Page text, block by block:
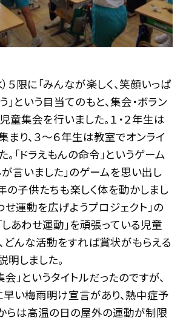
５限に「みんなが楽しく、笑顔いっぱ
」という目当てのもと、集会・ボラン
童集会を行いました。１・２年生は
まり、３〜６年生は教室でオンライ
「ドラえもんの命令」というゲーム
が言いました」のゲームを思い出し
の子供たちも楽しく体を動かしまし
せ運動を広げようプロジェクト」の
しあわせ運動」を頑張っている児童
どんな活動をすれば賞状がもらえる
明しました。
」というタイトルだったのですが、
い梅雨明け宣言があり、熱中症予
らは高温の日の屋外の運動が制限